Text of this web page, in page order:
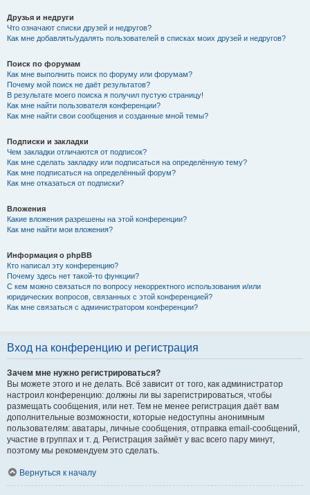
Друзья и недруги
Что означают списки друзей и недругов?
Как мне добавлять/удалять пользователей в списках моих друзей и недругов?
Поиск по форумам
Как мне выполнить поиск по форуму или форумам?
Почему мой поиск не даёт результатов?
В результате моего поиска я получил пустую страницу!
Как мне найти пользователя конференции?
Как мне найти свои сообщения и созданные мной темы?
Подписки и закладки
Чем закладки отличаются от подписок?
Как мне сделать закладку или подписаться на определённую тему?
Как мне подписаться на определённый форум?
Как мне отказаться от подписки?
Вложения
Какие вложения разрешены на этой конференции?
Как мне найти мои вложения?
Информация о phpBB
Кто написал эту конференцию?
Почему здесь нет такой-то функции?
С кем можно связаться по вопросу некорректного использования и/или
юридических вопросов, связанных с этой конференцией?
Как мне связаться с администратором конференции?
Вход на конференцию и регистрация
Зачем мне нужно регистрироваться?
Вы можете этого и не делать. Всё зависит от того, как администратор
настроил конференцию: должны ли вы зарегистрироваться, чтобы
размещать сообщения, или нет. Тем не менее регистрация даёт вам
дополнительные возможности, которые недоступны анонимным
пользователям: аватары, личные сообщения, отправка email-сообщений,
участие в группах и т. д. Регистрация займёт у вас всего пару минут,
поэтому мы рекомендуем это сделать.
Вернуться к началу